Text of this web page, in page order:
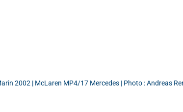
2002 | McLaren MP4/17 Mercedes | Photo : Andreas